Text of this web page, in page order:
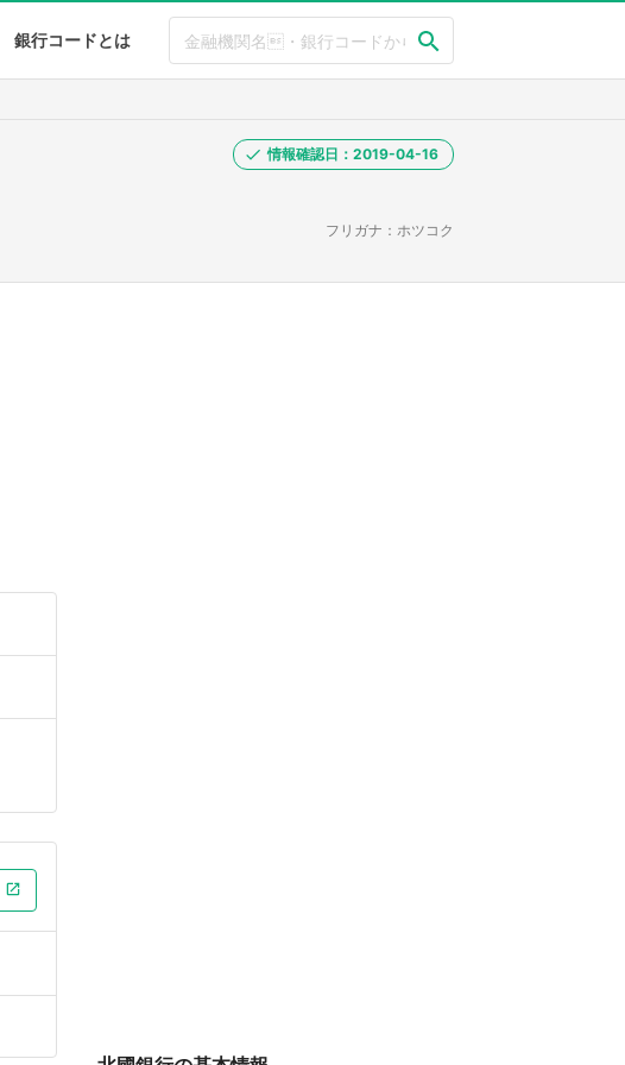
銀行コードとは
フリガナ：ホツコク
情報確認日：2019-04-16